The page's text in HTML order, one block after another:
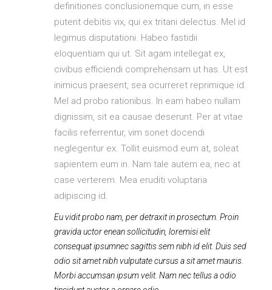
definitiones conclusionemque cum, in esse
putent debitis vix, qui ex tritani delectus. Mel id
legimus disputationi. Habeo fastidii
eloquentiam qui ut. Sit agam intellegat ex,
civibus efficiendi comprehensam ut has. Ut est
inimicus praesent, sea ocurreret reprimique id.
Mel ad probo rationibus. In eam habeo nullam
dignissim, sit ea causae deserunt. Per at vitae
facilis referrentur, vim sonet docendi
neglegentur ex. Tollit euismod eum at, soleat
sapientem eum in. Nam tale autem ea, nec at
case verterem. Mea eruditi voluptaria
adipiscing id.
Eu vidit probo nam, per detraxit in prosectum. Proin
gravida uctor enean sollicitudin, loremisi elit
consequat ipsumnec sagittis sem nibh id elit. Duis sed
odio sit amet nibh vulputate cursus a sit amet mauris.
Morbi accumsan ipsum velit. Nam nec tellus a odio